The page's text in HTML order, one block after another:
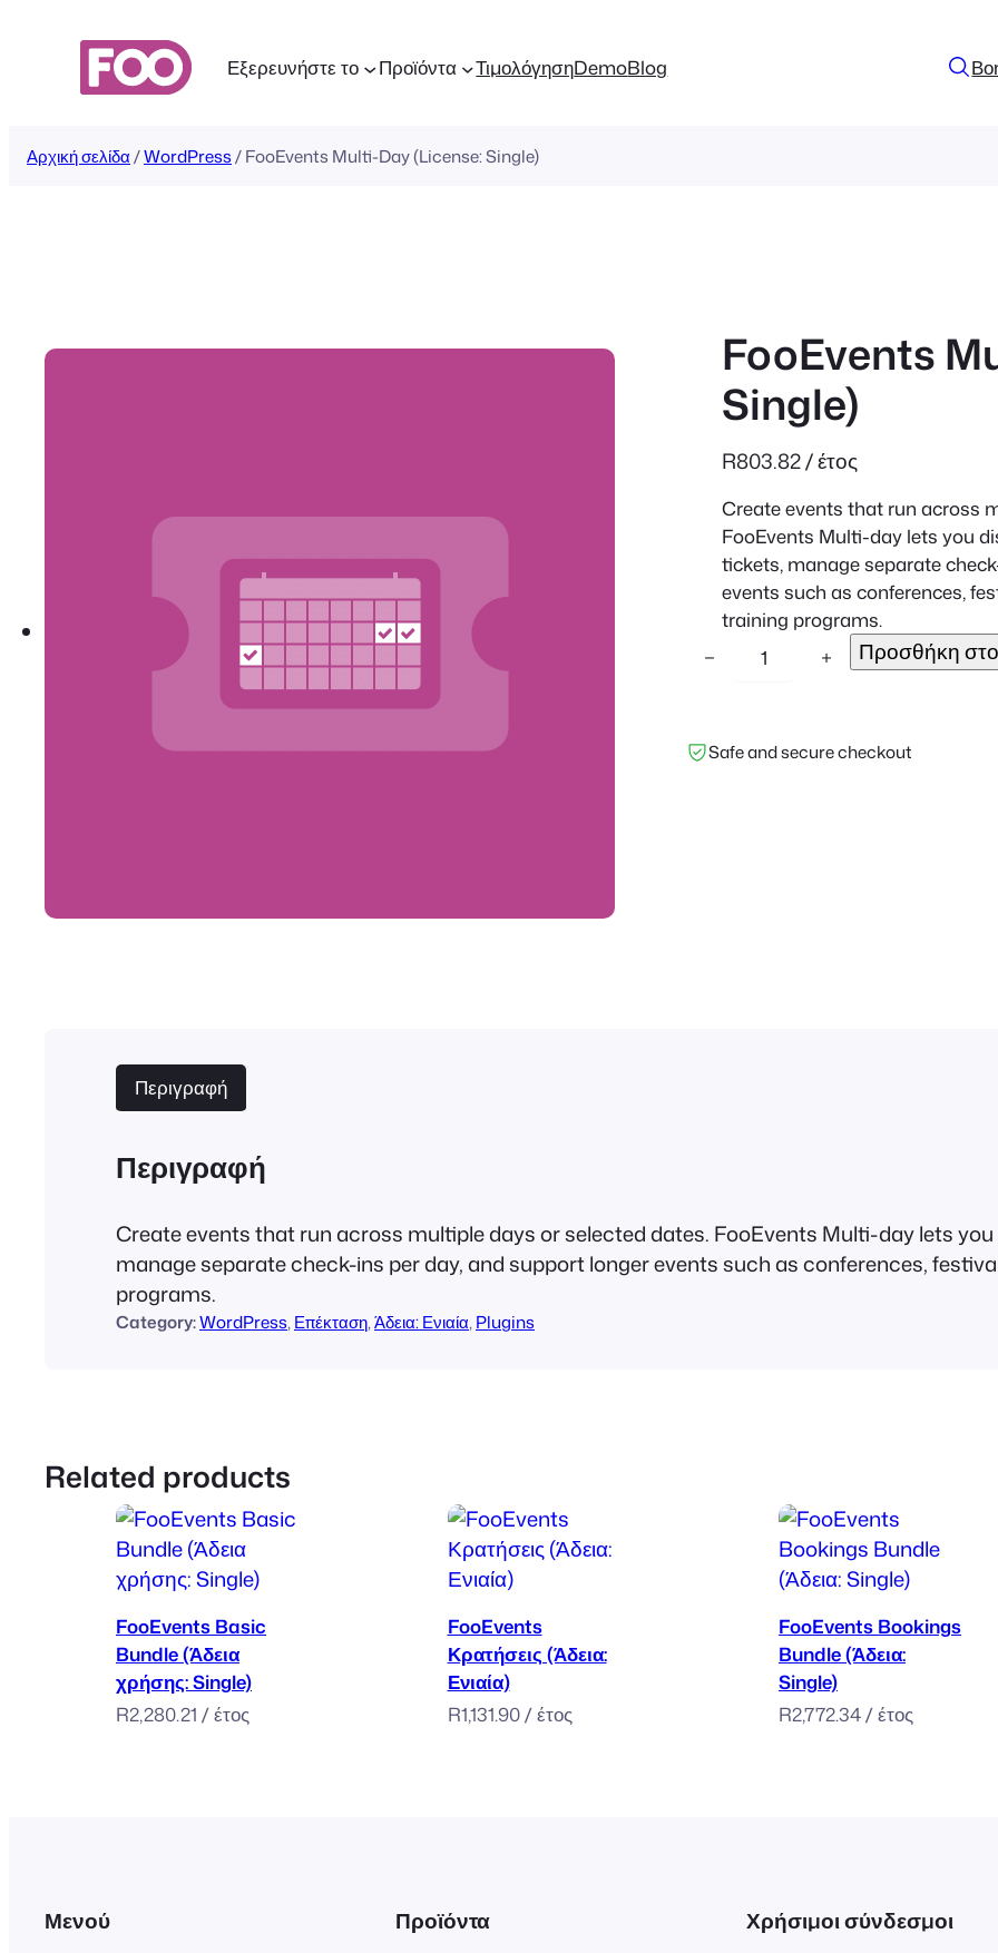
περιεχόμενο
Εξερευνήστε το Προϊόντα ΤιμολόγησηDemoBlog
Αρχική σελίδα/WordPress/ FooEvents Multi-Day (License: Single)
FooEvents
Single)
R803.82/ έτος
Create events that run across
FooEvents Multi-day lets you
tickets, manage separate
events such as conferences,
training programs.
E
v
i
c
− + Προσθήκη
Safe and secure checkout
Περιγραφή
Περιγραφή
Create events that run across multiple days or selected dates. FooEvents Multi-day lets
manage separate check-ins per day, and support longer events such as conferences,
programs.
Category:WordPress, Επέκταση, Άδεια: Ενιαία, Plugins
Related products
Προσθήκη στο καλάθι
FooEvents Basic
Bundle (Άδεια
χρήσης: Single)
R2,280.21 / έτος
Προσθήκη στο καλάθι
FooEvents
Κρατήσεις (Άδεια:
Ενιαία)
R1,131.90/ έτος
Προσθήκη στο καλάθι
FooEvents Bookings
Bundle (Άδεια:
Single)
R2,772.34/ έτος
Μενού Προϊόντα Χρήσιμοι σύνδεσμοι